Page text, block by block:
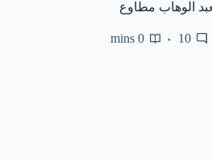
الوهاب مطاوع
10
0 mins